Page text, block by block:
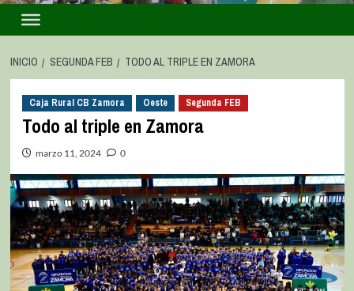
INICIO SEGUNDA FEB TODO AL TRIPLE EN ZAMORA
Caja Rural CB Zamora Oeste Segunda FEB
Todo al triple en Zamora
marzo 11, 2024 0